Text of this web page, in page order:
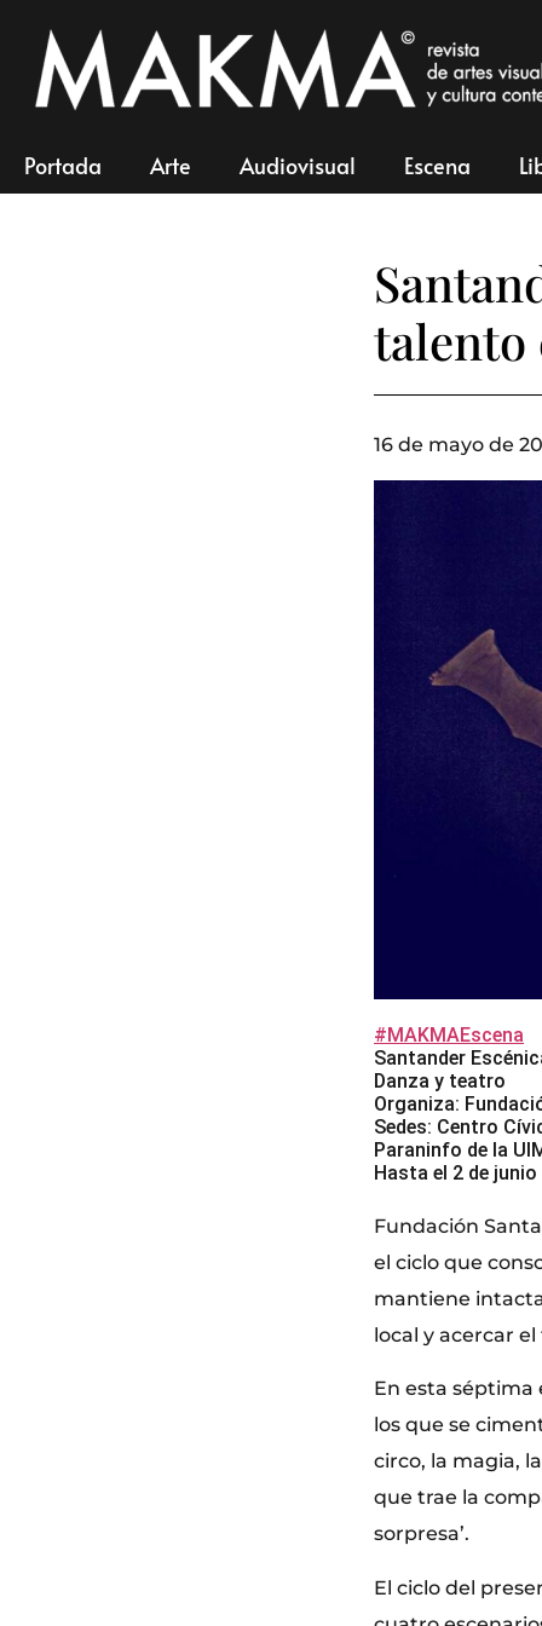
Portada Arte Audiovisual Escena
talento
16 de mayo de
#MAKMAEscena
Santander
Danza y teatro
Organiza:
Sedes: Centro
Paraninfo de la
Hasta el 2 de junio
Fundación
el ciclo que
mantiene
local y acercar
En esta séptima
los que se
circo, la magia,
que trae la
sorpresa’.
El ciclo del